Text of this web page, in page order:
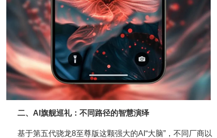
二、AI旗舰巡礼：不同路径的智慧演绎
基于第五代骁龙8至尊版这颗强大的AI“大脑”，不同厂商以